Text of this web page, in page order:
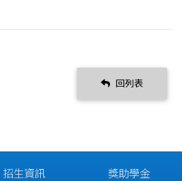
回列表
招生資訊 獎助學金